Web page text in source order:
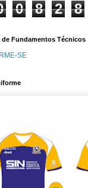
0 8 2 8
de Fundamentos Técnicos
SE